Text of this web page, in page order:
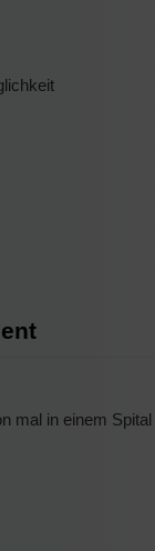
mal in einem Spital